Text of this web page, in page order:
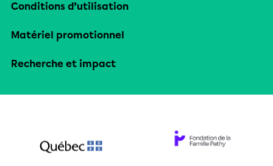
Conditions d’utilisation
Matériel promotionnel
Recherche et impact